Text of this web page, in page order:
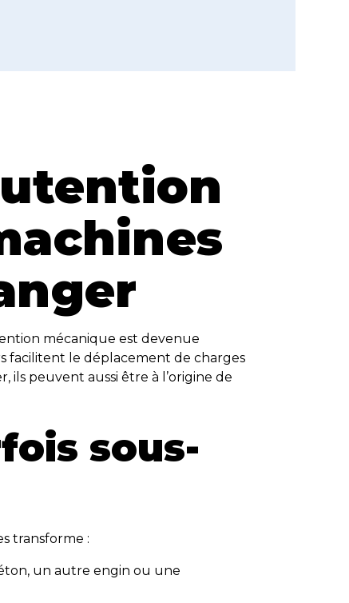
mécanique est devenue
facilitent le déplacement de charges
ils peuvent aussi être à l’origine de
sous-
transforme :
un autre engin ou une